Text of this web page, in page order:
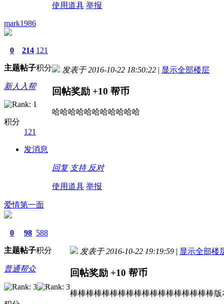
使用道具 举报
mark1986
0
主题
214
帖子
121
积分
新人入帮
积分
121
发消息
发表于 2016-10-22 18:50:22 | 显示全部楼层
回帖奖励 +10 帮币
哈哈哈哈哈哈哈哈哈哈哈
回复 支持 反对
使用道具 举报
爱情第一面
0
主题
98
帖子
588
积分
普通帮众
发表于 2016-10-22 19:19:59 | 显示全部楼
回帖奖励 +10 帮币
棒棒棒棒棒棒棒棒棒棒棒棒棒棒棒棒棒棒